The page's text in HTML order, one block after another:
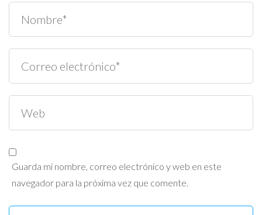
Guarda mi nombre, correo electrónico y web en este
navegador para la próxima vez que comente.